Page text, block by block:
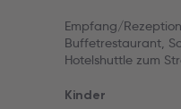
Empfang/
Buffetrestaurant,
Hotelshuttle zum
Kinder